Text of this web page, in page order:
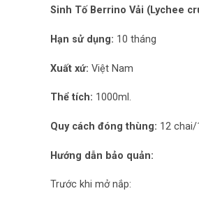
Sinh Tố Berrino Vải (Lychee
Hạn sử dụng: 10 tháng
Xuất xứ: Việt Nam
Thể tích: 1000ml.
Quy cách đóng thùng: 12 chai/
Hướng dẫn bảo quản:
Trước khi mở nắp: